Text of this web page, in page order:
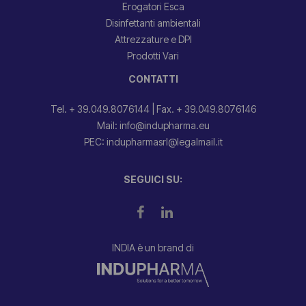
Erogatori Esca
Disinfettanti ambientali
Attrezzature e DPI
Prodotti Vari
CONTATTI
Tel. + 39.049.8076144| Fax. + 39.049.8076146
Mail: info@indupharma.eu
PEC: indupharmasrl@legalmail.it
SEGUICI SU:
INDIA è un brand di